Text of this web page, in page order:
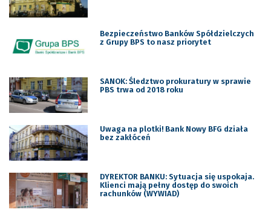
Bezpieczeństwo Banków Spółdzielczych
z Grupy BPS to nasz priorytet
SANOK: Śledztwo prokuratury w sprawie
PBS trwa od 2018 roku
Uwaga na plotki! Bank Nowy BFG działa
bez zakłóceń
DYREKTOR BANKU: Sytuacja się uspokaja.
Klienci mają pełny dostęp do swoich
rachunków (WYWIAD)